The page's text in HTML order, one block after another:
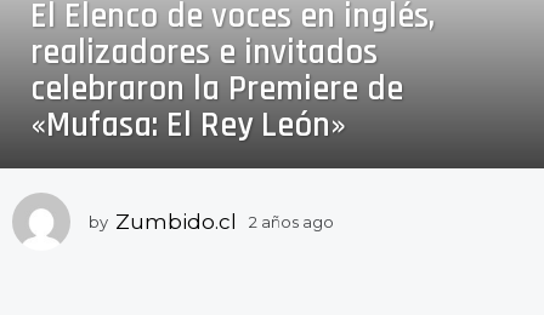
a
o
s
a
2
a
El Elenco de voces en inglés,
realizadores e invitados
celebraron la Premiere de
«Mufasa: El Rey León»
by Zumbido.cl 2 años ago